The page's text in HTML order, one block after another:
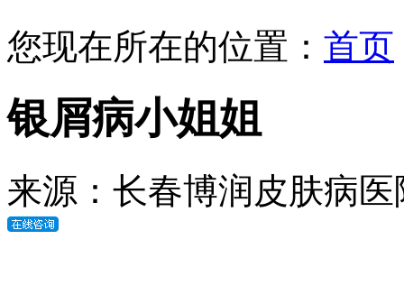
您现在所在的位置： 首页
银屑病小姐姐
来源：长春博润皮肤病医